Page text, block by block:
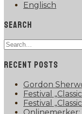
Englisch
SEARCH
Search
RECENT POSTS
Gordon
Festival
Festival